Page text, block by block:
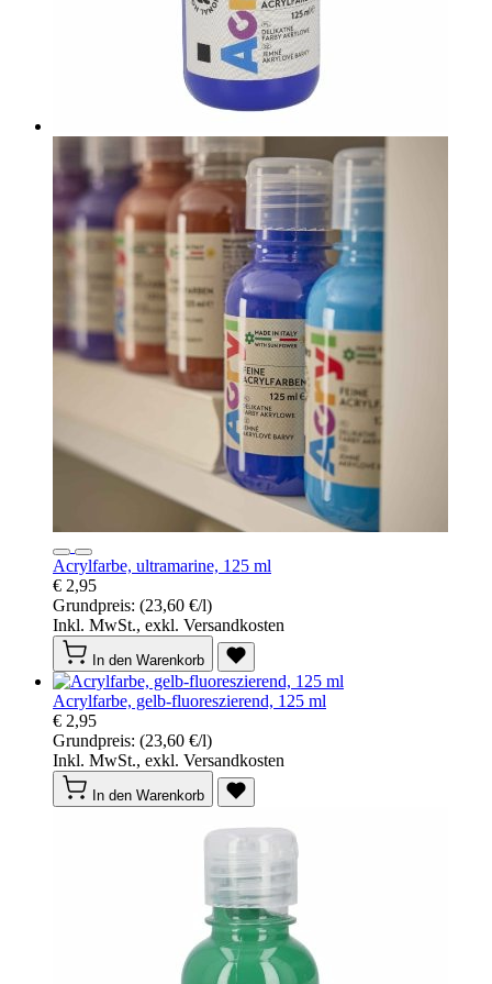
Acrylfarbe, ultramarine, 125 ml
€ 2,95
Grundpreis: (23,60 €/l)
Inkl. MwSt., exkl. Versandkosten
In den Warenkorb
Acrylfarbe, gelb-fluoreszierend, 125 ml
€ 2,95
Grundpreis: (23,60 €/l)
Inkl. MwSt., exkl. Versandkosten
In den Warenkorb